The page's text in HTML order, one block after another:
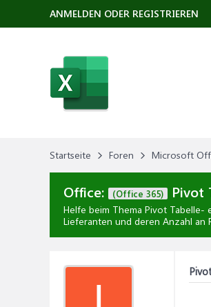
Startseite Foren Microsoft
Office: (Office 365) Pivot
Helfe beim Thema Pivot Tabelle-
Lieferanten und deren Anzahl an
ANMELDEN ODER REGISTRIEREN